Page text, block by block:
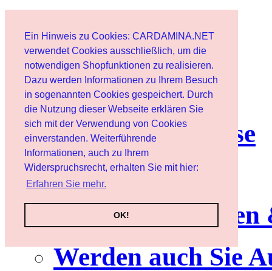
Ein Hinweis zu Cookies: CARDAMINA.NET
verwendet Cookies ausschließlich, um die
notwendigen Shopfunktionen zu realisieren.
Dazu werden Informationen zu Ihrem Besuch
in sogenannten Cookies gespeichert. Durch
die Nutzung dieser Webseite erklären Sie
sich mit der Verwendung von Cookies
einverstanden. Weiterführende
Informationen, auch zu Ihrem
Widerspruchsrecht, erhalten Sie mit hier:
Erfahren Sie mehr.
OK!
Benutzer
Newsletter
Nutzungshinweise
Service
Werden auch Sie